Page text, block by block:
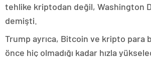
tehlike kriptodan değil, Washington
demişti.
Trump ayrıca, Bitcoin ve kripto para
önce hiç olmadığı kadar hızla